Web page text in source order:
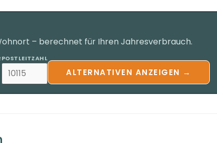
– berechnet für Ihren Jahresverbrauch.
POSTLEITZAHL
ALTERNATIVEN ANZEIGEN →